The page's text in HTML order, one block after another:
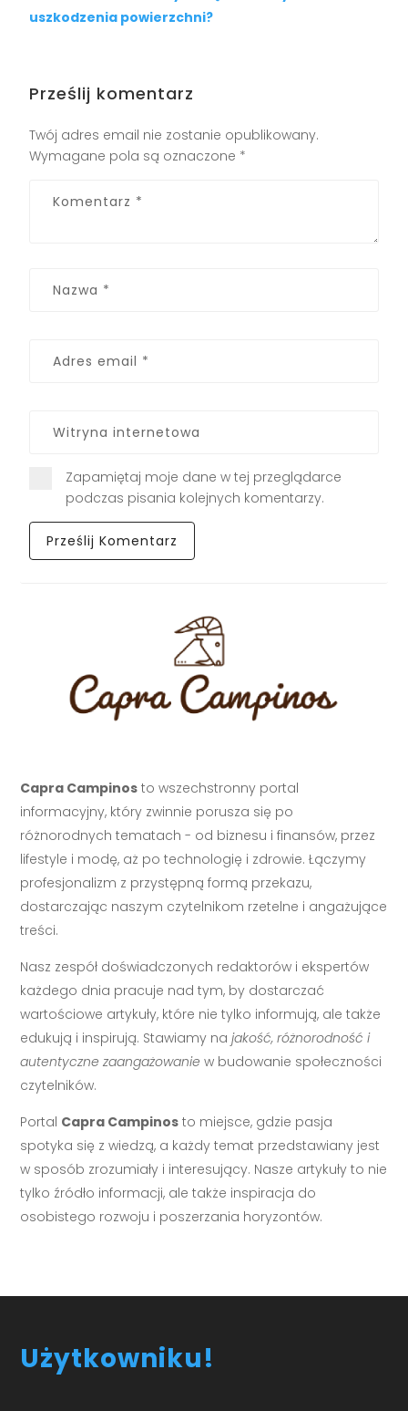
uszkodzenia powierzchni?
Prześlij komentarz
Twój adres email nie zostanie opublikowany.
Wymagane pola są oznaczone *
Zapamiętaj moje dane w tej przeglądarce
podczas pisania kolejnych komentarzy.
Capra Campinos to wszechstronny portal
informacyjny, który zwinnie porusza się po
różnorodnych tematach - od biznesu i finansów, przez
lifestyle i modę, aż po technologię i zdrowie. Łączymy
profesjonalizm z przystępną formą przekazu,
dostarczając naszym czytelnikom rzetelne i angażujące
treści.
Nasz zespół doświadczonych redaktorów i ekspertów
każdego dnia pracuje nad tym, by dostarczać
wartościowe artykuły, które nie tylko informują, ale także
edukują i inspirują. Stawiamy najakość, różnorodność i
autentyczne zaangażowanie w budowanie społeczności
czytelników.
Portal Capra Campinos to miejsce, gdzie pasja
spotyka się z wiedzą, a każdy temat przedstawiany jest
w sposób zrozumiały i interesujący. Nasze artykuły to nie
tylko źródło informacji, ale także inspiracja do
osobistego rozwoju i poszerzania horyzontów.
Użytkowniku!